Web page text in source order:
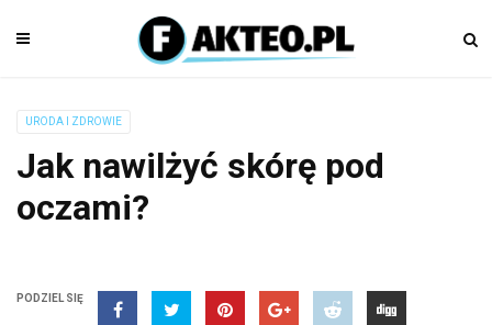
URODA I ZDROWIE
Jak nawilżyć skórę pod
oczami?
PODZIEL SIĘ